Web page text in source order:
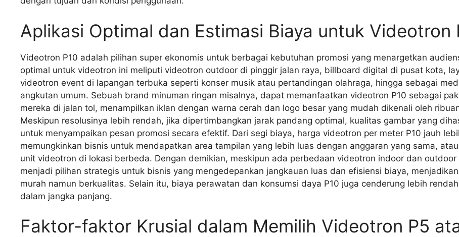
Aplikasi Optimal dan Estimasi Biaya untuk Videotron
Videotron P10 adalah pilihan super ekonomis untuk berbagai kebutuhan promosi yang menargetkan
optimal untuk videotron ini meliputi videotron outdoor di pinggir jalan raya, billboard digital di pusat kota,
videotron event di lapangan terbuka seperti konser musik atau pertandingan olahraga, hingga sebagai
angkutan umum. Sebuah brand minuman ringan misalnya, dapat memanfaatkan videotron P10 sebagai
mereka di jalan tol, menampilkan iklan dengan warna cerah dan logo besar yang mudah dikenali oleh
Meskipun resolusinya lebih rendah, jika dipertimbangkan jarak pandang optimal, kualitas gambar yang
untuk menyampaikan pesan promosi secara efektif. Dari segi biaya, harga videotron per meter P10 jauh
memungkinkan bisnis untuk mendapatkan area tampilan yang lebih luas dengan anggaran yang sama,
unit videotron di lokasi berbeda. Dengan demikian, meskipun ada perbedaan videotron indoor dan
menjadi pilihan strategis untuk bisnis yang mengedepankan jangkauan luas dan efisiensi biaya,
murah namun berkualitas. Selain itu, biaya perawatan dan konsumsi daya P10 juga cenderung lebih
dalam jangka panjang.
Faktor-faktor Krusial dalam Memilih Videotron P5